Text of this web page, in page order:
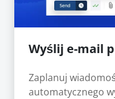
Wyślij e-mail
Zaplanuj
automatycznego